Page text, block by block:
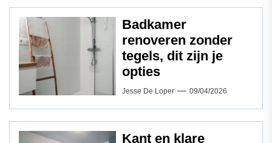
Badkamer
renoveren zonder
tegels, dit zijn je
opties
Jesse De Loper 09/04/2026
Kant en klare